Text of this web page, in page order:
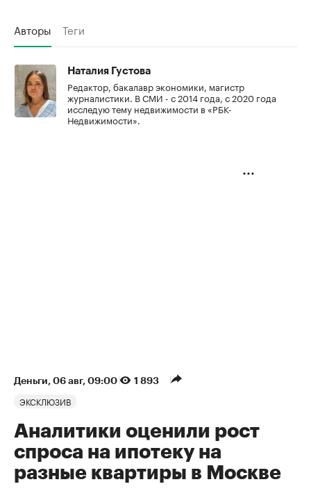
Авторы Теги
Наталия Густова
Редактор, бакалавр экономики, магистр
журналистики. В СМИ - с 2014 года, с 2020 года
исследую тему недвижимости в «РБК-
Недвижимости».
Деньги⁠, 06 авг, 09:00 1 893
ЭКСКЛЮЗИВ
Аналитики оценили рост
спроса на ипотеку на
разные квартиры в Москве